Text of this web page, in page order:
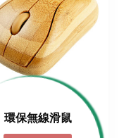
環保無線滑鼠